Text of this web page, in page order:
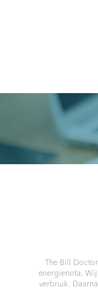
The Bill
energienota.
verbruik.